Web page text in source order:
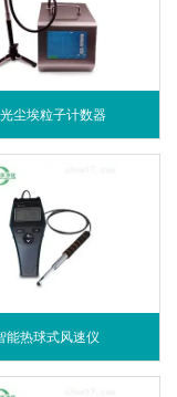
尘埃粒子计数器
能热球式风速仪